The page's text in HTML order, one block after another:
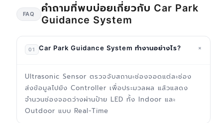
FAQ
คำถามที่พบบ่อยเกี่ยวกับ Car Park
Guidance System
01 Car Park Guidance System ทำงานอย่างไร? +
Ultrasonic Sensor ตรวจจับสถานะช่องจอดแต่ละช่อง
ส่งข้อมูลไปยัง Controller เพื่อประมวลผล แล้วแสดง
จำนวนช่องจอดว่างผ่านป้าย LED ทั้ง Indoor และ
Outdoor แบบ Real-Time